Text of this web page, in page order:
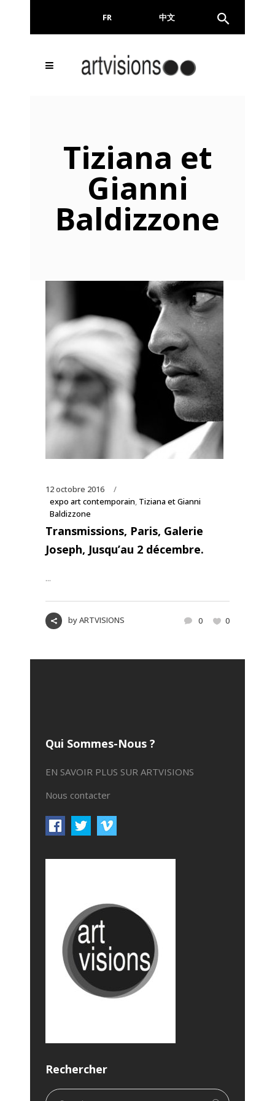
FR 中文
Tiziana et
Gianni
Baldizzone
12 octobre 2016
expo art contemporain, Tiziana et Gianni
Baldizzone
Transmissions, Paris, Galerie
Joseph, Jusqu’au 2 décembre.
...
byARTVISIONS 0 0
Qui Sommes-Nous ?
EN SAVOIR PLUS SUR ARTVISIONS
Nous contacter
Rechercher